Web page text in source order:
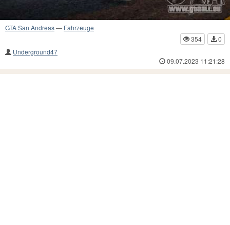
GTA San Andreas— Fahrzeuge
354
0
Underground47
09.07.2023 11:21:28